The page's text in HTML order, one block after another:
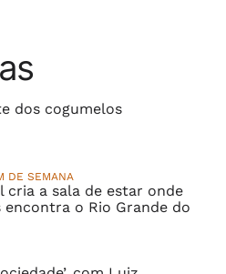
dos cogumelos
DE SEMANA
cria a sala de estar onde
encontra o Rio Grande do